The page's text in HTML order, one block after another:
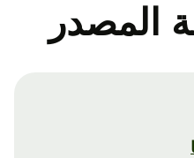
المصدر